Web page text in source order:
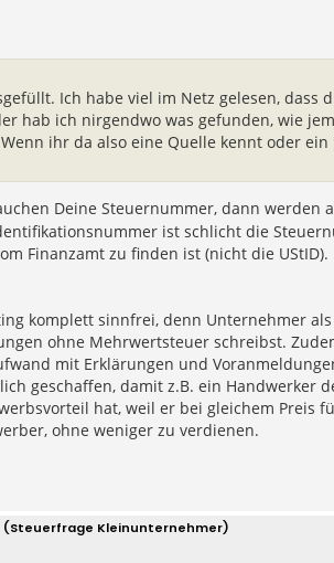
Ich habe viel im Netz gelesen, dass
hab ich nirgendwo was gefunden, wie
ihr da also eine Quelle kennt oder ein
Deine Steuernummer, dann werden
ist schlicht die
Finanzamt zu finden ist (nicht die UStID).
komplett sinnfrei, denn Unternehmer
ohne Mehrwertsteuer schreibst.
mit Erklärungen und
geschaffen, damit z.B. ein Handwerker
hat, weil er bei gleichem Preis
ohne weniger zu verdienen.
(Steuerfrage Kleinunternehmer)